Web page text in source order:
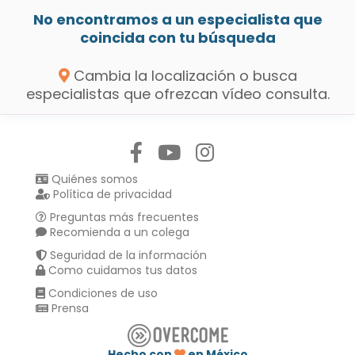
No encontramos a un especialista que
coincida con tu búsqueda
Cambia la localización o busca
especialistas que ofrezcan vídeo consulta.
Quiénes somos
Política de privacidad
Preguntas más frecuentes
Recomienda a un colega
Seguridad de la información
Como cuidamos tus datos
Condiciones de uso
Prensa